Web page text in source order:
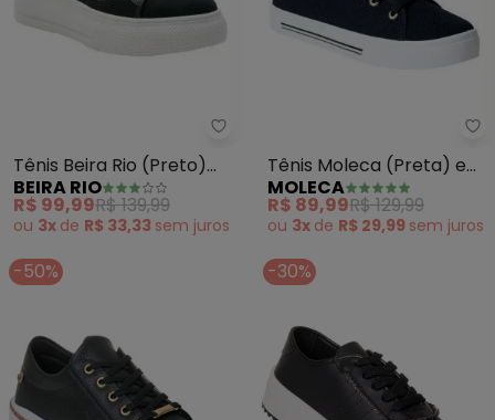
Beira Rio - Tênis Beira Rio
Tênis Beira Rio (Preto)
em Tecido
BEIRA RIO
R$ 99,99R$ 139,99
ou 3x de R$ 33,33 sem juros
Tênis Moleca (Preta) em
Tecido
MOLECA
R$ 89,99R$ 129,99
ou 3x de R$ 29,99 sem juros
-50% -30%